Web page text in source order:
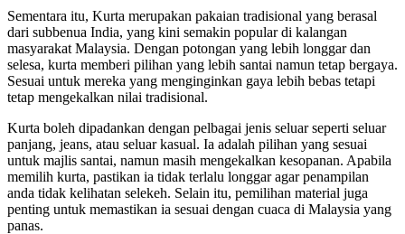
Sementara itu, Kurta merupakan pakaian tradisional yang berasal
dari subbenua India, yang kini semakin popular di kalangan
masyarakat Malaysia. Dengan potongan yang lebih longgar dan
selesa, kurta memberi pilihan yang lebih santai namun tetap bergaya.
Sesuai untuk mereka yang menginginkan gaya lebih bebas tetapi
tetap mengekalkan nilai tradisional.
Kurta boleh dipadankan dengan pelbagai jenis seluar seperti seluar
panjang, jeans, atau seluar kasual. Ia adalah pilihan yang sesuai
untuk majlis santai, namun masih mengekalkan kesopanan. Apabila
memilih kurta, pastikan ia tidak terlalu longgar agar penampilan
anda tidak kelihatan selekeh. Selain itu, pemilihan material juga
penting untuk memastikan ia sesuai dengan cuaca di Malaysia yang
panas.